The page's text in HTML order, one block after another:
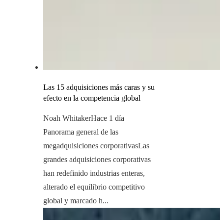
Las 15 adquisiciones más caras y su
efecto en la competencia global
Noah WhitakerHace 1 día
Panorama general de las
megadquisiciones corporativasLas
grandes adquisiciones corporativas
han redefinido industrias enteras,
alterado el equilibrio competitivo
global y marcado h...